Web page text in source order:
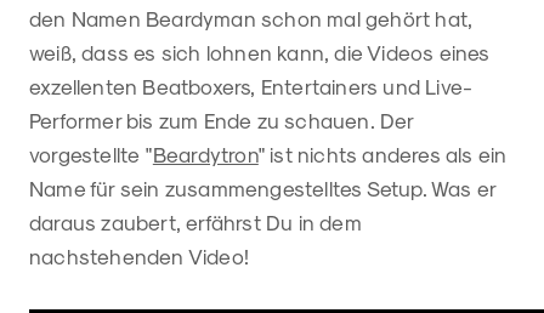
den Namen Beardyman schon mal gehört hat,
weiß, dass es sich lohnen kann, die Videos eines
exzellenten Beatboxers, Entertainers und Live-
Performer bis zum Ende zu schauen. Der
vorgestellte "Beardytron" ist nichts anderes als ein
Name für sein zusammengestelltes Setup. Was er
daraus zaubert, erfährst Du in dem
nachstehenden Video!